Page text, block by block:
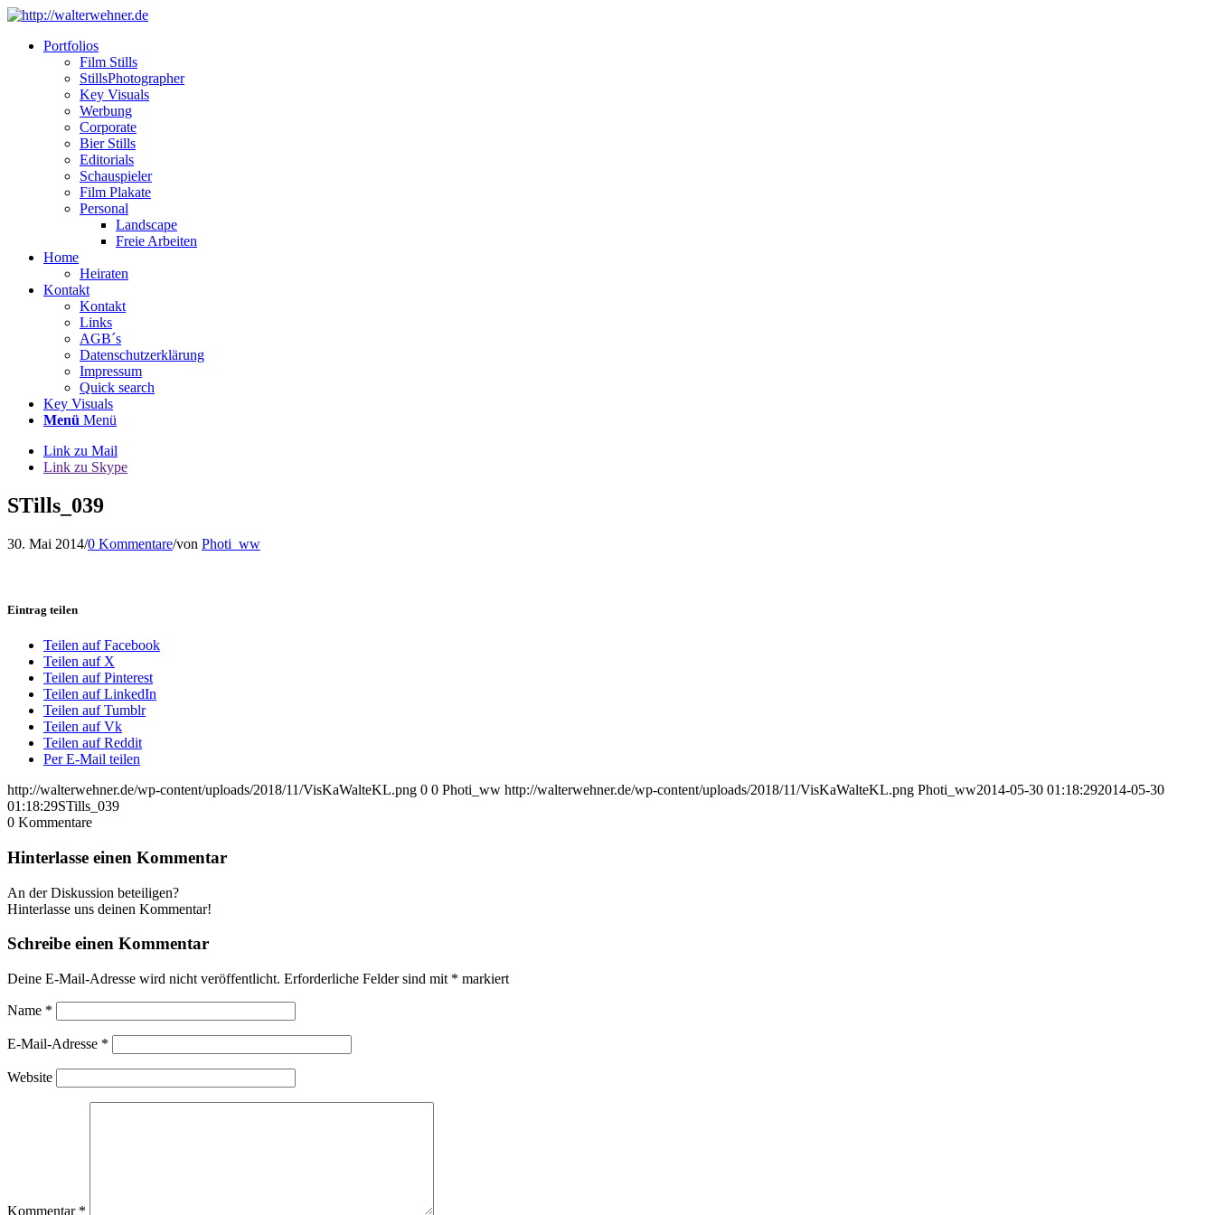
Portfolios
Film Stills
StillsPhotographer
Key Visuals
Werbung
Corporate
Bier Stills
Editorials
Schauspieler
Film Plakate
Personal
Landscape
Freie Arbeiten
Home
Heiraten
Kontakt
Kontakt
Links
AGB´s
Datenschutzerklärung
Impressum
Quick search
Key Visuals
Menü Menü
Link zu Mail
Link zu Skype
STills_039
30. Mai 2014/0 Kommentare/von Photi_ww
Eintrag teilen
Teilen auf Facebook
Teilen auf X
Teilen auf Pinterest
Teilen auf LinkedIn
Teilen auf Tumblr
Teilen auf Vk
Teilen auf Reddit
Per E-Mail teilen
http://walterwehner.de/wp-content/uploads/2018/11/VisKaWalteKL.png 0 0 Photi_ww http://walterwehner.de/wp-content/uploads/2018/11/VisKaWalteKL.png Photi_ww2014-05-30 01:18:292014-05-30
01:18:29STills_039
0 Kommentare
Hinterlasse einen Kommentar
An der Diskussion beteiligen?
Hinterlasse uns deinen Kommentar!
Schreibe einen Kommentar
Deine E-Mail-Adresse wird nicht veröffentlicht. Erforderliche Felder sind mit * markiert
Name *
E-Mail-Adresse *
Website
Kommentar *